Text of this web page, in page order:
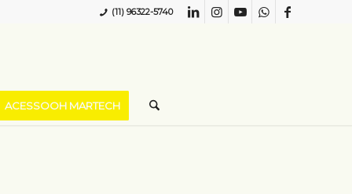
(11) 96322-5740
ACESSOOH MARTECH